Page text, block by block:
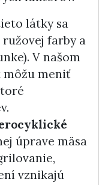
látky sa
farby a
V našom
môžu meniť
úprave mäsa
vznikajú